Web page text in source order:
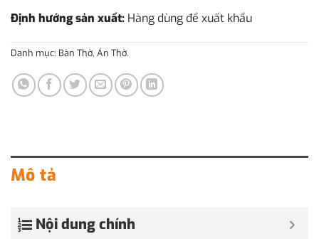
Định hướng sản xuất: Hàng dùng để xuất khẩu
Danh mục: Bàn Thờ, Án Thờ.
Mô tả
Nội dung chính